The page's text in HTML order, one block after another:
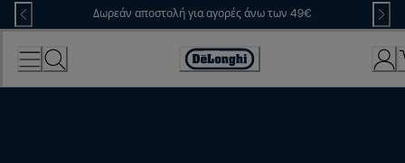
Skip
to
Content
Δωρεάν αποστολή για αγορές άνω των 49€
Accessibility
Statement